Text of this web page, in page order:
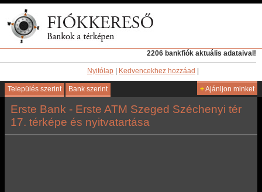
2206 bankfiók aktuális adataival!
Nyitólap Kedvencekhez hozzáad
Település szerint Bank szerint +Ajánljon minket
Erste Bank - Erste ATM Szeged Széchenyi tér
17. térképe és nyitvatartása